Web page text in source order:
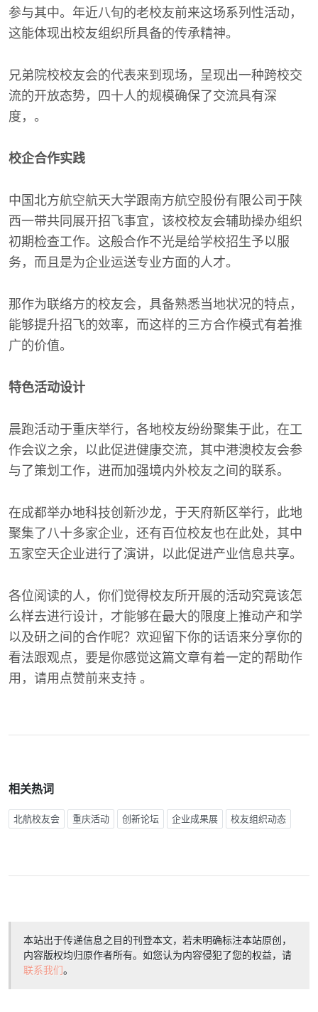
参与其中。年近八旬的老校友前来这场系列性活动，
这能体现出校友组织所具备的传承精神。
兄弟院校校友会的代表来到现场，呈现出一种跨校交
流的开放态势，四十人的规模确保了交流具有深
度，。
校企合作实践
中国北方航空航天大学跟南方航空股份有限公司于陕
西一带共同展开招飞事宜，该校校友会辅助操办组织
初期检查工作。这般合作不光是给学校招生予以服
务，而且是为企业运送专业方面的人才。
那作为联络方的校友会，具备熟悉当地状况的特点，
能够提升招飞的效率，而这样的三方合作模式有着推
广的价值。
特色活动设计
晨跑活动于重庆举行，各地校友纷纷聚集于此，在工
作会议之余，以此促进健康交流，其中港澳校友会参
与了策划工作，进而加强境内外校友之间的联系。
在成都举办地科技创新沙龙，于天府新区举行，此地
聚集了八十多家企业，还有百位校友也在此处，其中
五家空天企业进行了演讲，以此促进产业信息共享。
各位阅读的人，你们觉得校友所开展的活动究竟该怎
么样去进行设计，才能够在最大的限度上推动产和学
以及研之间的合作呢？欢迎留下你的话语来分享你的
看法跟观点，要是你感觉这篇文章有着一定的帮助作
用，请用点赞前来支持 。
相关热词
北航校友会 重庆活动 创新论坛 企业成果展 校友组织动态
本站出于传递信息之目的刊登本文，若未明确标注本站原创，
内容版权均归原作者所有。如您认为内容侵犯了您的权益，请
联系我们。